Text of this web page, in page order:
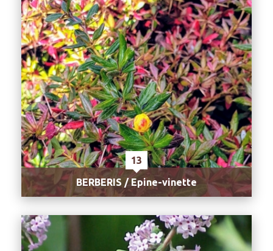
13
BERBERIS / Epine-vinette